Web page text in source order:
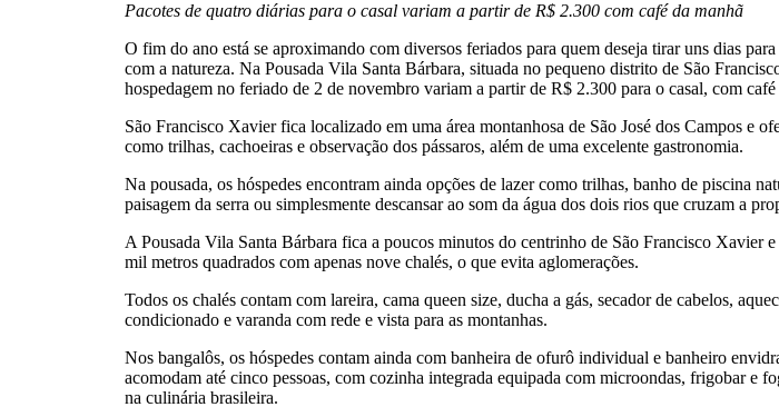
Pacotes de quatro diárias para o casal variam a partir de R$ 2.300 com café da manhã
O fim do ano está se aproximando com diversos feriados para quem deseja tirar uns dias
com a natureza. Na Pousada Vila Santa Bárbara, situada no pequeno distrito de São
hospedagem no feriado de 2 de novembro variam a partir de R$ 2.300 para o casal, com
São Francisco Xavier fica localizado em uma área montanhosa de São José dos Campos e
como trilhas, cachoeiras e observação dos pássaros, além de uma excelente gastronomia.
Na pousada, os hóspedes encontram ainda opções de lazer como trilhas, banho de piscina
paisagem da serra ou simplesmente descansar ao som da água dos dois rios que cruzam a
A Pousada Vila Santa Bárbara fica a poucos minutos do centrinho de São Francisco Xavier
mil metros quadrados com apenas nove chalés, o que evita aglomerações.
Todos os chalés contam com lareira, cama queen size, ducha a gás, secador de cabelos,
condicionado e varanda com rede e vista para as montanhas.
Nos bangalôs, os hóspedes contam ainda com banheira de ofurô individual e banheiro
acomodam até cinco pessoas, com cozinha integrada equipada com microondas, frigobar e
na culinária brasileira.